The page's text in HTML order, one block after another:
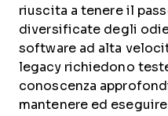
riuscita a tenere il
diversificate degli
software ad alta
legacy richiedono
conoscenza
mantenere ed